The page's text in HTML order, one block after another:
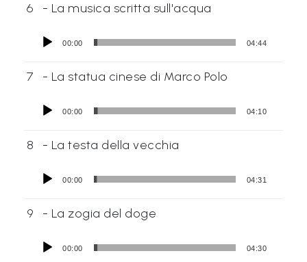
6 - La musica scritta sull'acqua
00:00 04:44
7 - La statua cinese di Marco Polo
00:00 04:10
8 - La testa della vecchia
00:00 04:31
9 - La zogia del doge
00:00 04:30